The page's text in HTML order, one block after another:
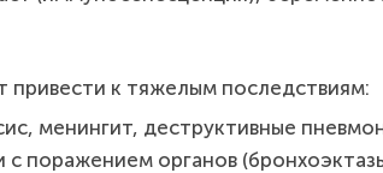
к тяжелым последствиям:
менингит, деструктивные
поражением органов